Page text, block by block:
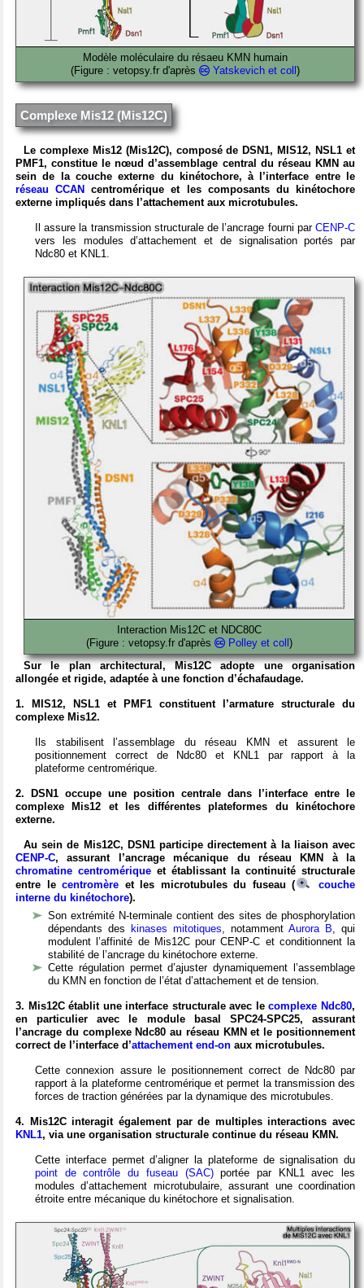
Modèle moléculaire du résaeu KMN humain
(Figure : vetopsy.fr d'après
Yatskevich et coll)
Complexe Mis12 (Mis12C)
Le complexe Mis12 (Mis12C), composé de DSN1, MIS12, NSL1 et
PMF1, constitue le nœud d’assemblage central du réseau KMN au
sein de la couche externe du kinétochore, à l’interface entre le
réseau CCAN centromérique et les composants du kinétochore
externe impliqués dans l’attachement aux microtubules.
Il assure la transmission structurale de l’ancrage fourni par CENP-C
vers les modules d’attachement et de signalisation portés par
Ndc80 et KNL1.
Interaction Mis12C et NDC80C
(Figure : vetopsy.fr d'après
Polley et coll )
Sur le plan architectural, Mis12C adopte une organisation
allongée et rigide, adaptée à une fonction d’échafaudage.
1. MIS12, NSL1 et PMF1 constituent l’armature structurale du
complexe Mis12.
Ils stabilisent l’assemblage du réseau KMN et assurent le
positionnement correct de Ndc80 et KNL1 par rapport à la
plateforme centromérique.
2. DSN1 occupe une position centrale dans l’interface entre le
complexe Mis12 et les différentes plateformes du kinétochore
externe.
Au sein de Mis12C, DSN1 participe directement à la liaison avec
CENP-C, assurant l’ancrage mécanique du réseau KMN à la
chromatine centromériqueet établissant la continuité structurale
entre lecentromère et les microtubules du fuseau (
couche
interne du kinétochore).
Son extrémité N-terminale contient des sites de phosphorylation
dépendants des
kinases mitotiques, notamment Aurora B, qui
modulent l’affinité de Mis12C pour CENP-C et conditionnent la
stabilité de l’ancrage du kinétochore externe.
Cette régulation permet d’ajuster dynamiquement l’assemblage
du KMN en fonction de l’état d’attachement et de tension.
3. Mis12C établit une interface structurale avec lecomplexe Ndc80,
en particulier avec le module basal SPC24-SPC25, assurant
l’ancrage du complexe Ndc80 au réseau KMN et le positionnement
correct de l’interface d’attachement end-on aux microtubules.
Cette connexion assure le positionnement correct de Ndc80 par
rapport à la plateforme centromérique et permet la transmission des
forces de traction générées par la dynamique des microtubules.
4. Mis12C interagit également par de multiples interactions avec
KNL1, via une organisation structurale continue du réseau KMN.
Cette interface permet d’aligner la plateforme de signalisation du
point de contrôle du fuseau (SAC)portée par KNL1 avec les
modules d’attachement microtubulaire, assurant une coordination
étroite entre mécanique du kinétochore et signalisation.